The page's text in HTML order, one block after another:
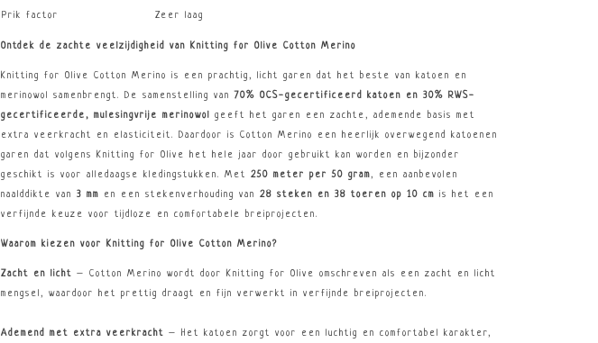
Prik factor Zeer laag
Ontdek de zachte veelzijdigheid van Knitting for Olive Cotton Merino
Knitting for Olive Cotton Merino is een prachtig, licht garen dat het beste van katoen en
merinowol samenbrengt. De samenstelling van 70% OCS-gecertificeerd katoen en 30% RWS-
gecertificeerde, mulesingvrije merinowol
geeft het garen een zachte, ademende basis met
extra veerkracht en elasticiteit. Daardoor is Cotton Merino een heerlijk overwegend katoenen
garen dat volgens Knitting for Olive het hele jaar door gebruikt kan worden en bijzonder
geschikt is voor alledaagse kledingstukken. Met 250 meter per 50 gram, een aanbevolen
naalddikte van 3 mm en een stekenverhouding van 28 steken en 38 toeren op 10 cm is het een
verfijnde keuze voor tijdloze en comfortabele breiprojecten.
Waarom kiezen voor Knitting for Olive Cotton Merino?
Zacht en licht – Cotton Merino wordt door Knitting for Olive omschreven als een zacht en licht
mengsel, waardoor het prettig draagt en fijn verwerkt in verfijnde breiprojecten.
Ademend met extra veerkracht – Het katoen zorgt voor een luchtig en comfortabel karakter,